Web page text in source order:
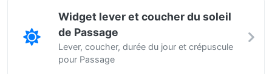
Widget lever et coucher du soleil
de Passage
Lever, coucher, durée du jour et crépuscule
pour Passage